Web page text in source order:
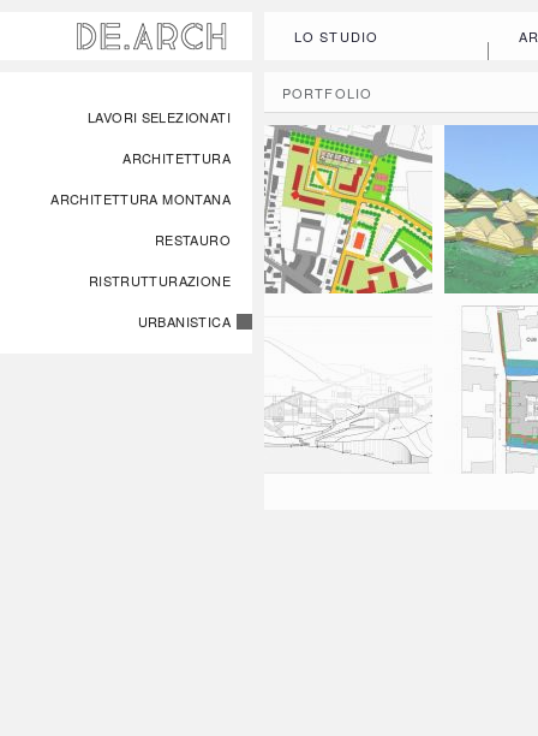
LO STUDIO
LAVORI SELEZIONATI
ARCHITETTURA
ARCHITETTURA MONTANA
RESTAURO
RISTRUTTURAZIONE
URBANISTICA
You are here
PORTFOLIO
PEC A FRABOSA
SOTTANA